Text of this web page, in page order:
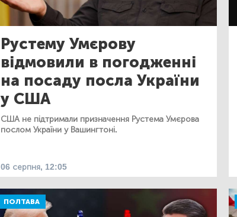
Рустему Умєрову
відмовили в погодженні
на посаду посла України
у США
США не підтримали призначення Рустема Умєрова
послом України у Вашингтоні.
06 серпня, 12:05
ПОЛТАВА